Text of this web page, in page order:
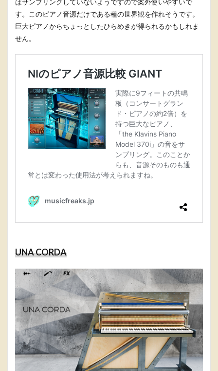
はサンプリングしていないようですので案外使いやすいで
す。このピアノ音源だけである種の世界観を作れそうです。
巨大ピアノからちょっとしたひらめきが得られるかもしれま
せん。
UNA CORDA